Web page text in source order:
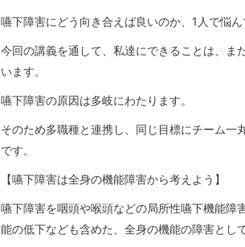
嚥下障害にどう向き合えば良いのか、1人で悩
今回の講義を通して、私達にできることは、ま
います。
嚥下障害の原因は多岐にわたります。
そのため多職種と連携し、同じ目標にチーム
です。
【嚥下障害は全身の機能障害から考えよう】
嚥下障害を咽頭や喉頭などの局所性嚥下機能障
能の低下なども含めた、全身の機能の障害とし